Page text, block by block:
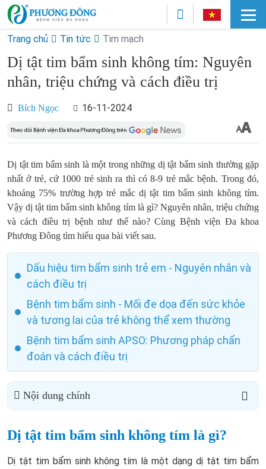
Trang chủ Tin tức Tim mạch
Dị tật tim bẩm sinh không tím: Nguyên
nhân, triệu chứng và cách điều trị
Bích Ngọc 16-11-2024
Dị tật tim bẩm sinh là một trong những dị tật bẩm sinh thường gặp
nhất ở trẻ, cứ 1000 trẻ sinh ra thì có 8-9 trẻ mắc bệnh. Trong đó,
khoảng 75% trường hợp trẻ mắc dị tật tim bẩm sinh không tím.
Vậy dị tật tim bẩm sinh không tím là gì? Nguyên nhân, triệu chứng
và cách điều trị bệnh như thế nào? Cùng Bệnh viện Đa khoa
Phương Đông tìm hiểu qua bài viết sau.
Dấu hiệu tim bẩm sinh trẻ em - Nguyên nhân và
cách điều trị
Bệnh tim bẩm sinh - Mối đe dọa đến sức khỏe
và tương lai của trẻ không thể xem thường
Bệnh tim bẩm sinh APSO: Phương pháp chẩn
đoán và cách điều trị
Nội dung chính
Dị tật tim bẩm sinh không tím là gì?
Dị tật tim bẩm sinh không tím là một dạng dị tật tim bẩm